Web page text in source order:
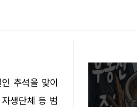
추석을 맞이
생단체 등 범